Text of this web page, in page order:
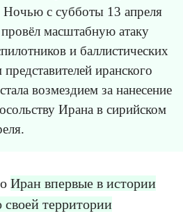
с субботы 13 апреля
масштабную атаку
и баллистических
иранского
возмездием за нанесение
Ирана в сирийском
Иран впервые в истории
своей территории